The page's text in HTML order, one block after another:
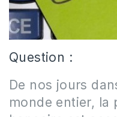
Question :
De nos jours
monde entier, la